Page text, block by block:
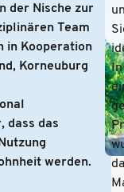
der Nische zur
Team
in Kooperation
Korneuburg
dass das
werden.
In